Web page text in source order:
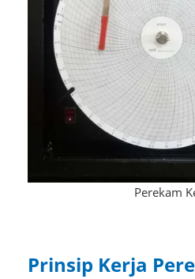
Perekam
Prinsip Kerja